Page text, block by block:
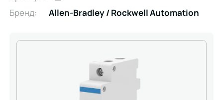
Бренд:
Allen-Bradley / Rockwell Automation